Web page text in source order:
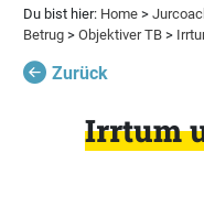
Du bist hier: Home >
Betrug >Objektiver TB >
Zurück
Irrtum